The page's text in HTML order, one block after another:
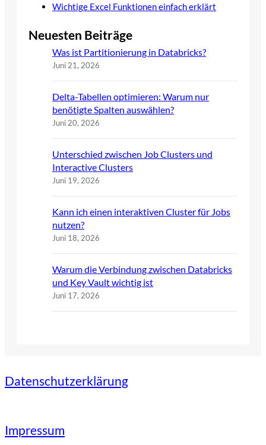
Wichtige Excel Funktionen einfach erklärt
Neuesten Beiträge
Was ist Partitionierung in Databricks?
Juni 21, 2026
Delta-Tabellen optimieren: Warum nur
benötigte Spalten auswählen?
Juni 20, 2026
Unterschied zwischen Job Clusters und
Interactive Clusters
Juni 19, 2026
Kann ich einen interaktiven Cluster für Jobs
nutzen?
Juni 18, 2026
Warum die Verbindung zwischen Databricks
und Key Vault wichtig ist
Juni 17, 2026
Datenschutzerklärung
Impressum